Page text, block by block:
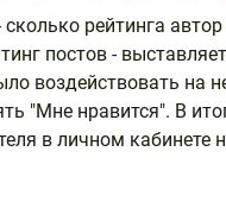
рейтинга
постов -
воздействовать на
"Мне нравится". В
в личном кабинете